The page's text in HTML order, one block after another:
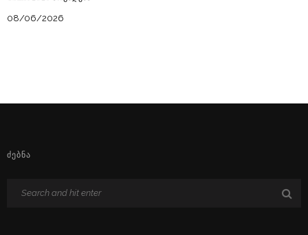
08/06/2026
ᲫᲔᲑᲜᲐ